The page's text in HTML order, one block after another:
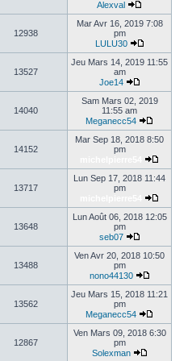
Alexval
12938
Mar Avr 16, 2019 7:08
pm
LULU30
13527
Jeu Mars 14, 2019 11:55
am
Joe14
14040
Sam Mars 02, 2019
11:55 am
Meganecc54
14152
Mar Sep 18, 2018 8:50
pm
13717
Lun Sep 17, 2018 11:44
pm
13648
Lun Août 06, 2018 12:05
pm
seb07
13488
Ven Avr 20, 2018 10:50
pm
nono44130
13562
Jeu Mars 15, 2018 11:21
pm
Meganecc54
12867
Ven Mars 09, 2018 6:30
pm
Solexman